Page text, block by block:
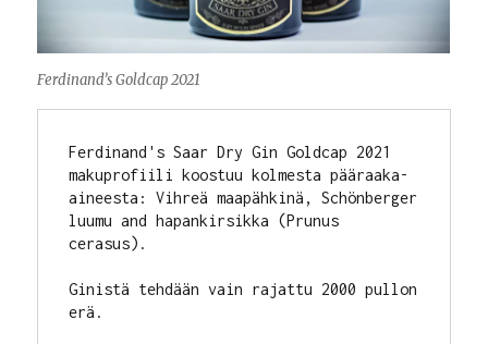
Ferdinand’s Goldcap 2021
Ferdinand's Saar Dry Gin Goldcap 2021
makuprofiili koostuu kolmesta pääraaka-
aineesta: Vihreä maapähkinä, Schönberger
luumu and hapankirsikka (Prunus
cerasus).
Ginistä tehdään vain rajattu 2000 pullon
erä.